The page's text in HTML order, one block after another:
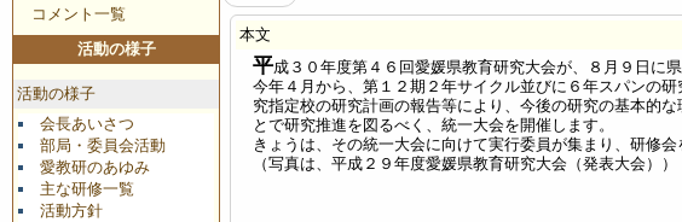
コメント一覧
活動の様子
活動の様子
会長あいさつ
部局・委員会活動
愛教研のあゆみ
主な研修一覧
活動方針
本文
平成３０年度第４６回愛媛県教育研究大会が、８月９日に
今年４月から、第１２期２年サイクル並びに６年スパンの
究指定校の研究計画の報告等により、今後の研究の基本的
とで研究推進を図るべく、統一大会を開催します。
きょうは、その統一大会に向けて実行委員が集まり、研修
（写真は、平成２９年度愛媛県教育研究大会（発表大会））